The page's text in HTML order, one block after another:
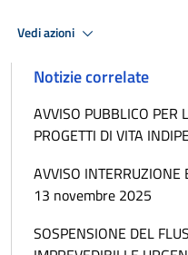
Vedi azioni
Notizie correlate
AVVISO PUBBLICO PER
PROGETTI DI VITA
AVVISO
13 novembre 2025
SOSPENSIONE DEL